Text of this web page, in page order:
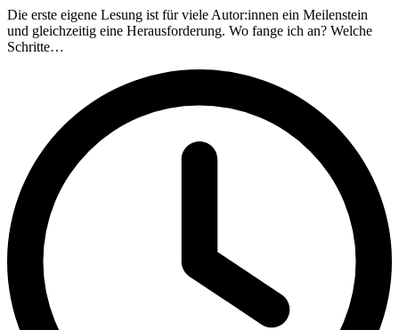
Die erste eigene Lesung ist für viele Autor:innen ein Meilenstein
und gleichzeitig eine Herausforderung. Wo fange ich an? Welche
Schritte…